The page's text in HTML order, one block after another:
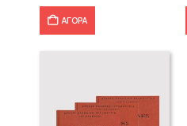
ΑΓΟΡΑ